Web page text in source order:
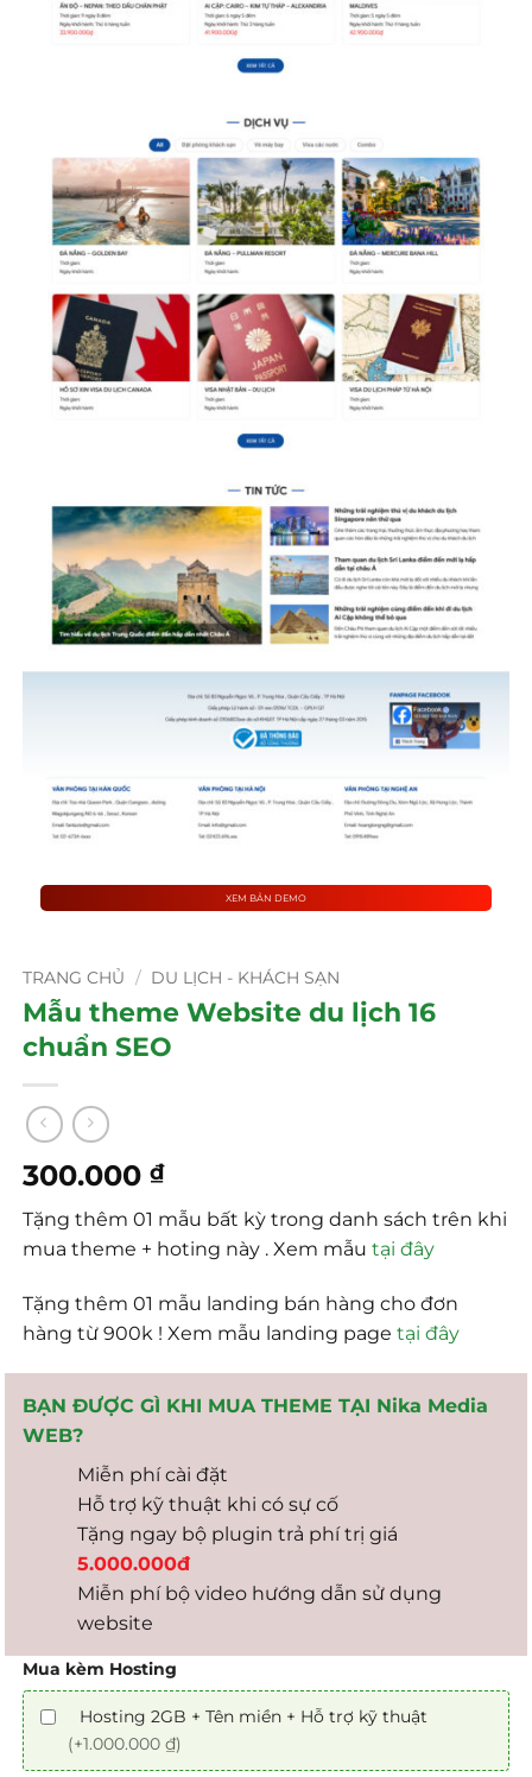
XEM BẢN DEMO
TRANG CHỦ / DU LỊCH - KHÁCH SẠN
Mẫu theme Website du lịch 16
chuẩn SEO
300.000₫
Tặng thêm 01 mẫu bất kỳ trong danh sách trên khi
mua theme + hoting này . Xem mẫutại đây
Tặng thêm 01 mẫu landing bán hàng cho đơn
hàng từ 900k ! Xem mẫu landing pagetại đây
BẠN ĐƯỢC GÌ KHI MUA THEME TẠI Nika Media
WEB?
Miễn phí cài đặt
Hỗ trợ kỹ thuật khi có sự cố
Tặng ngay bộ plugin trả phí trị giá
5.000.000đ
Miễn phí bộ video hướng dẫn sử dụng
website
Mua kèm Hosting
Hosting 2GB + Tên miền + Hỗ trợ kỹ thuật
(+1.000.000 ₫)